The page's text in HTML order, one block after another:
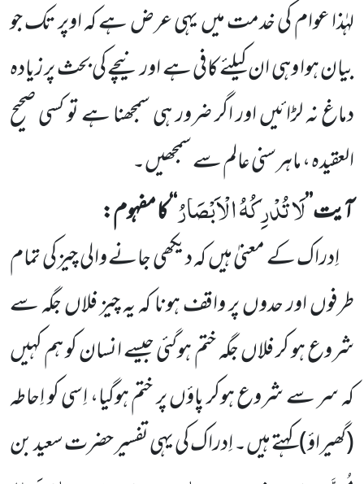
لہٰذا عوام کی خدمت میں یہی عرض ہے کہ اوپر تک جو
بیان ہوا وہی ان کیلئے کافی ہے اور نیچے کی بحث پر زیادہ
دماغ نہ لڑائیں اور اگر ضرور ہی سمجھنا ہے تو کسی صحیح
العقیدہ ، ماہرسنی عالم سے سمجھیں۔
آیت’’لَا تُدْرِكُهُ الْاَبْصَارُ‘‘ کا مفہوم:
اِدراک کے معنیٰ ہیں کہ دیکھی جانے والی چیز کی تمام
طرفوں اور حدوں پر واقف ہونا کہ یہ چیز فلاں جگہ سے
شروع ہو کر فلاں جگہ ختم ہوگئی جیسے انسان کو ہم کہیں
کہ سر سے شروع ہوکر پاؤں پر ختم ہوگیا، اِسی کو اِحاطہ
(گھیراؤ) کہتے ہیں۔ اِدراک کی یہی تفسیر حضرت سعید بن